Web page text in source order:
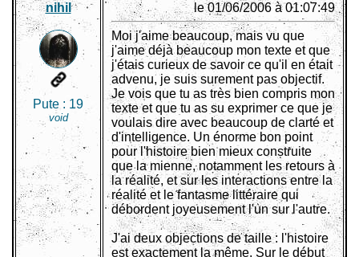
nihil
Pute : 19
void
le 01/06/2006 à 01:07:49
Moi j'aime beaucoup, mais vu que
j'aime déjà beaucoup mon texte et que
j'étais curieux de savoir ce qu'il en était
advenu, je suis surement pas objectif.
Je vois que tu as très bien compris mon
texte et que tu as su exprimer ce que je
voulais dire avec beaucoup de clarté et
d'intelligence. Un énorme bon point
pour l'histoire bien mieux construite
que la mienne, notamment les retours à
la réalité, et sur les interactions entre la
réalité et le fantasme littéraire qui
débordent joyeusement l'un sur l'autre.
J'ai deux objections de taille : l'histoire
est exactement la même. Sur le début